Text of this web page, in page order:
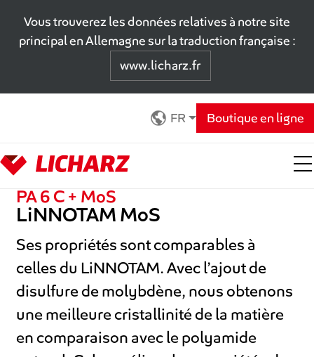
Vous trouverez les données relatives à notre site
principal en Allemagne sur la traduction française :
www.licharz.fr
FR
Boutique en ligne
PA 6 C + MoS
LiNNOTAM MoS
Ses propriétés sont comparables à
celles du LiNNOTAM. Avec l’ajout de
disulfure de molybdène, nous obtenons
une meilleure cristallinité de la matière
en comparaison avec le polyamide